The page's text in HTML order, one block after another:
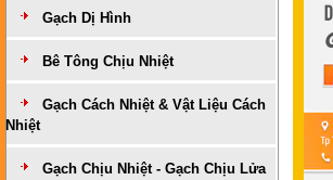
Gạch Dị Hình
Bê Tông Chịu Nhiệt
Gạch Cách Nhiệt & Vật Liệu Cách
Nhiệt
Gạch Chịu Nhiệt - Gạch Chịu Lửa